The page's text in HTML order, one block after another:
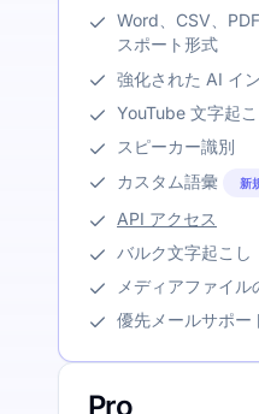
Word、CSV、
スポート形式
強化された AI イ
YouTube 文字起こ
スピーカー識別
カスタム語彙
新
API アクセス
バルク文字起こし
メディアファイ
優先メールサポー
Pro